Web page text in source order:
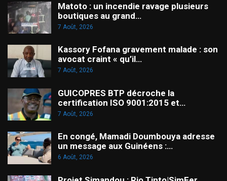
Matoto : un incendie ravage plusieurs
boutiques au grand…
7 Août, 2026
Kassory Fofana gravement malade : son
avocat craint « qu’il…
7 Août, 2026
GUICOPRES BTP décroche la
certification ISO 9001:2015 et…
7 Août, 2026
En congé, Mamadi Doumbouya adresse
un message aux Guinéens :…
6 Août, 2026